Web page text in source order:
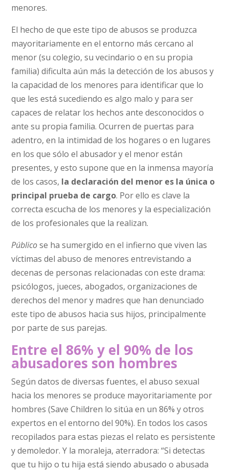
menores.
El hecho de que este tipo de abusos se produzca
mayoritariamente en el entorno más cercano al
menor (su colegio, su vecindario o en su propia
familia) dificulta aún más la detección de los abusos y
la capacidad de los menores para identificar que lo
que les está sucediendo es algo malo y para ser
capaces de relatar los hechos ante desconocidos o
ante su propia familia. Ocurren de puertas para
adentro, en la intimidad de los hogares o en lugares
en los que sólo el abusador y el menor están
presentes, y esto supone que en la inmensa mayoría
de los casos, la declaración del menor es la única o
principal prueba de cargo. Por ello es clave la
correcta escucha de los menores y la especialización
de los profesionales que la realizan.
Públicose ha sumergido en el infierno que viven las
víctimas del abuso de menores entrevistando a
decenas de personas relacionadas con este drama:
psicólogos, jueces, abogados, organizaciones de
derechos del menor y madres que han denunciado
este tipo de abusos hacia sus hijos, principalmente
por parte de sus parejas.
Entre el 86% y el 90% de los
abusadores son hombres
Según datos de diversas fuentes, el abuso sexual
hacia los menores se produce mayoritariamente por
hombres (Save Children lo sitúa en un 86% y otros
expertos en el entorno del 90%). En todos los casos
recopilados para estas piezas el relato es persistente
y demoledor. Y la moraleja, aterradora: “Si detectas
que tu hijo o tu hija está siendo abusado o abusada